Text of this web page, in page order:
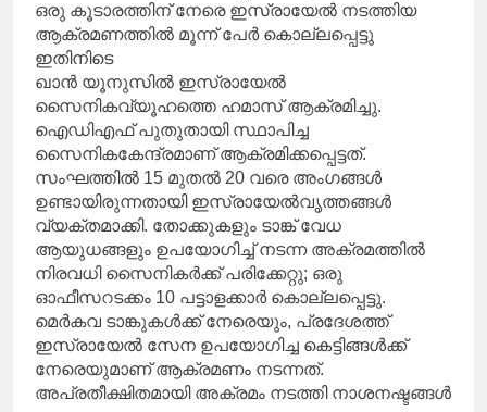
ഒരു കൂടാരത്തിന് നേരെ ഇസ്രായേൽ നടത്തിയ
ആക്രമണത്തിൽ മൂന്ന് പേർ കൊല്ലപ്പെട്ടു
ഇതിനിടെ
ഖാൻ യൂനുസിൽ ഇസ്രായേൽ
സൈനികവ്യൂഹത്തെ ഹമാസ് ആക്രമിച്ചു.
ഐഡിഎഫ് പുതുതായി സ്ഥാപിച്ച
സൈനികകേന്ദ്രമാണ് ആക്രമിക്കപ്പെട്ടത്.
സംഘത്തിൽ 15 മുതൽ 20 വരെ അംഗങ്ങൾ
ഉണ്ടായിരുന്നതായി ഇസ്രായേൽവൃത്തങ്ങൾ
വ്യക്തമാക്കി. തോക്കുകളും ടാങ്ക് വേധ
ആയുധങ്ങളും ഉപയോഗിച്ച് നടന്ന അക്രമത്തിൽ
നിരവധി സൈനികർക്ക് പരിക്കേറ്റു; ഒരു
ഓഫീസറടക്കം 10 പട്ടാളക്കാർ കൊല്ലപ്പെട്ടു.
മെർകവ ടാങ്കുകൾക്ക് നേരെയും, പ്രദേശത്ത്
ഇസ്രായേൽ സേന ഉപയോഗിച്ച കെട്ടിങ്ങൾക്ക്
നേരെയുമാണ് ആക്രമണം നടന്നത്.
അപ്രതീക്ഷിതമായി അക്രമം നടത്തി നാശനഷ്ടങ്ങൾ